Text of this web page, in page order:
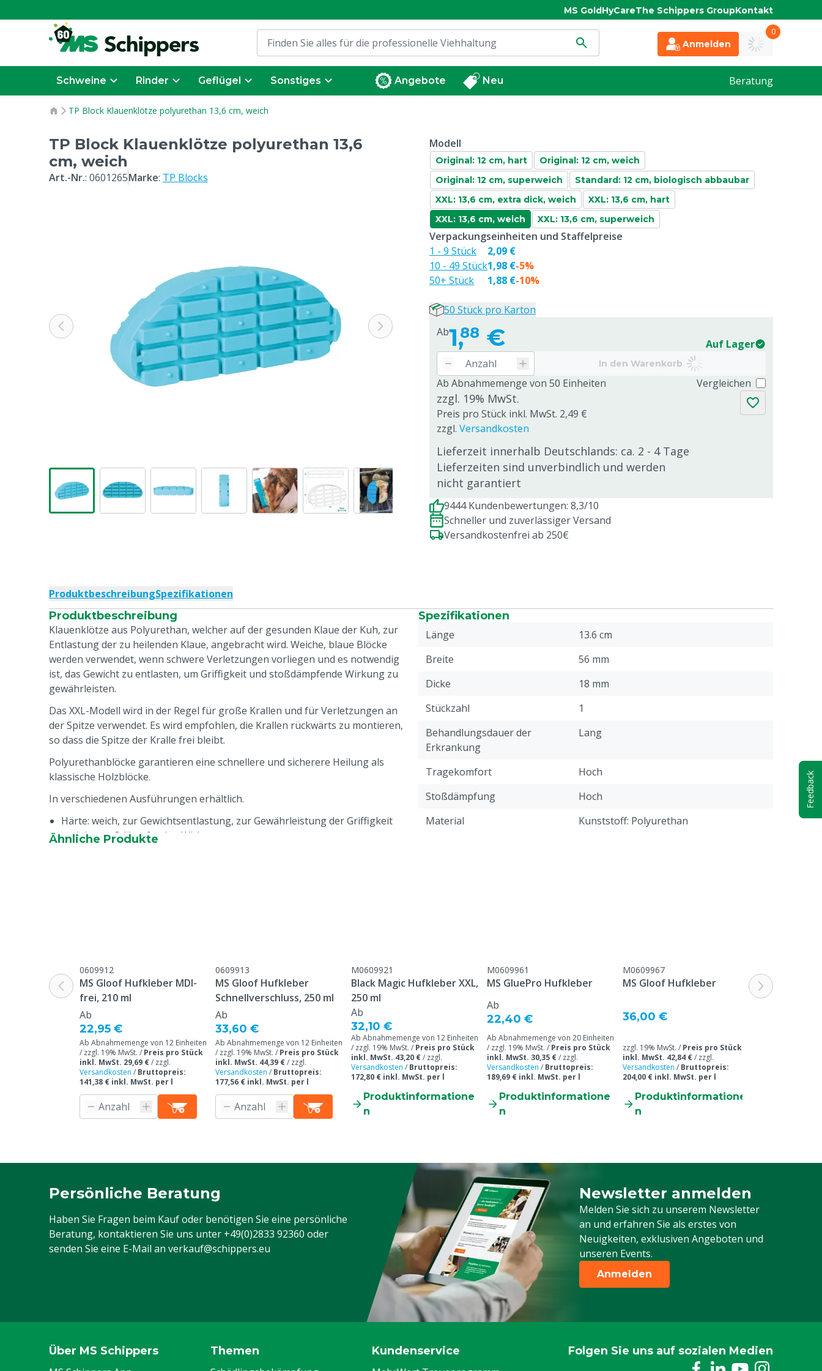
MS GoldHyCareThe Schippers GroupKontakt
Anmelden
0
Schweine Rinder Geflügel Sonstiges Angebote Neu Beratung
TP Block Klauenklötze polyurethan 13,6 cm, weich
TP Block Klauenklötze polyurethan 13,6
cm, weich
Art.-Nr.: 0601265Marke: TP Blocks
Modell
Original: 12 cm, hart
Original: 12 cm, weich
Original: 12 cm, superweich
Standard: 12 cm, biologisch abbaubar
XXL: 13,6 cm, extra dick, weich
XXL: 13,6 cm, hart
XXL: 13,6 cm, weich
XXL: 13,6 cm, superweich
Ab1,88 € Auf Lager
In den Warenkorb
Ab Abnahmemenge von 50 Einheiten
zzgl. 19% MwSt.
Preis pro Stück inkl. MwSt. 2,49 €
zzgl. Versandkosten
Lieferzeit innerhalb Deutschlands: ca. 2 - 4 Tage
Lieferzeiten sind unverbindlich und werden
nicht garantiert
Vergleichen
Verpackungseinheiten und Staffelpreise
1 - 9 Stück
10 - 49 Stück
50+ Stück
2,09 €
1,98 €
1,88 €
-5%
-10%
50 Stück pro Karton
9444 Kundenbewertungen: 8,3/10
Schneller und zuverlässiger Versand
Versandkostenfrei ab 250€
ProduktbeschreibungSpezifikationen
Produktbeschreibung
Klauenklötze aus Polyurethan, welcher auf der gesunden Klaue der Kuh, zur
Entlastung der zu heilenden Klaue, angebracht wird. Weiche, blaue Blöcke
werden verwendet, wenn schwere Verletzungen vorliegen und es notwendig
ist, das Gewicht zu entlasten, um Griffigkeit und stoßdämpfende Wirkung zu
gewährleisten.
Das XXL-Modell wird in der Regel für große Krallen und für Verletzungen an
der Spitze verwendet. Es wird empfohlen, die Krallen rückwärts zu montieren,
so dass die Spitze der Kralle frei bleibt.
Polyurethanblöcke garantieren eine schnellere und sicherere Heilung als
klassische Holzblöcke.
In verschiedenen Ausführungen erhältlich.
Härte: weich, zur Gewichtsentlastung, zur Gewährleistung der Griffigkeit
und der stoßdämpfenden Wirkung
Spezifikationen
Länge
13.6 cm
Breite
56 mm
Dicke
18 mm
Stückzahl
1
Behandlungsdauer der
Erkrankung
Lang
Tragekomfort
Hoch
Stoßdämpfung
Hoch
Material
Kunststoff: Polyurethan
Gewicht
118 g
Modell
Weich
Ähnliche Produkte
0609912
MS Gloof Hufkleber MDI-
frei, 210 ml
Ab
22,95 €
Ab Abnahmemenge von 12 Einheiten
/ zzgl. 19% MwSt. / Preis pro Stück
inkl. MwSt. 29,69 €/ zzgl.
Versandkosten / Bruttopreis:
141,38 € inkl. MwSt. per l
0609913
MS Gloof Hufkleber
Schnellverschluss, 250 ml
Ab
33,60 €
Ab Abnahmemenge von 12 Einheiten
/ zzgl. 19% MwSt. / Preis pro Stück
inkl. MwSt. 44,39 €/ zzgl.
Versandkosten / Bruttopreis:
177,56 € inkl. MwSt. per l
M0609921
Black Magic Hufkleber XXL,
250 ml
Ab
32,10 €
Ab Abnahmemenge von 12 Einheiten
/ zzgl. 19% MwSt. / Preis pro Stück
inkl. MwSt. 43,20 €/ zzgl.
Versandkosten / Bruttopreis:
172,80 € inkl. MwSt. per l
Produktinformatione
n
M0609961
MS GluePro Hufkleber
Ab
22,40 €
Ab Abnahmemenge von 20 Einheiten
/ zzgl. 19% MwSt. / Preis pro Stück
inkl. MwSt. 30,35 €/ zzgl.
Versandkosten / Bruttopreis:
189,69 € inkl. MwSt. per l
Produktinformatione
n
M0609967
MS Gloof Hufkleber
36,00 €
zzgl. 19% MwSt. / Preis pro Stück
inkl. MwSt. 42,84 €/ zzgl.
Versandkosten / Bruttopreis:
204,00 € inkl. MwSt. per l
Produktinformatione
n
Persönliche Beratung
Haben Sie Fragen beim Kauf oder benötigen Sie eine persönliche
Beratung, kontaktieren Sie uns unter +49(0)2833 92360 oder
senden Sie eine E-Mail an verkauf@schippers.eu
Newsletter anmelden
Melden Sie sich zu unserem Newsletter
an und erfahren Sie als erstes von
Neuigkeiten, exklusiven Angeboten und
unseren Events.
Melden Sie sich für unseren Newsletter
Anmelden
Über MS Schippers
Themen
Kundenservice
Folgen Sie uns auf sozialen Medien
Feedback